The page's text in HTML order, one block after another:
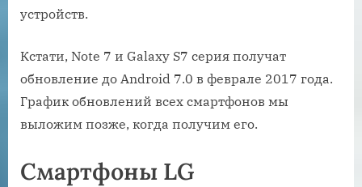
устройств.
Кстати, Note 7 и Galaxy S7 серия получат
обновление до Android 7.0 в феврале 2017 года.
График обновлений всех смартфонов мы
выложим позже, когда получим его.
Смартфоны LG